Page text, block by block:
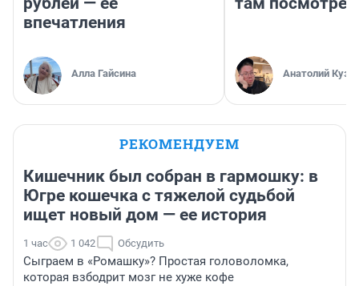
впечатления
Алла Гайсина Анатолий
РЕКОМЕНДУЕМ
Кишечник был собран в гармошку: в
Югре кошечка с тяжелой судьбой
ищет новый дом — ее история
1 час 1 042 Обсудить
Сыграем в «Ромашку»? Простая головоломка,
которая взбодрит мозг не хуже кофе